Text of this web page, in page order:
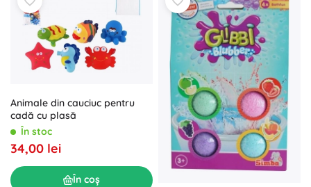
Animale din cauciuc pentru
cadă cu plasă
În stoc
34,00 lei
În coș